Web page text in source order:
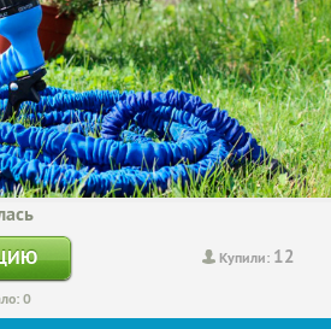
Купили: 12
0